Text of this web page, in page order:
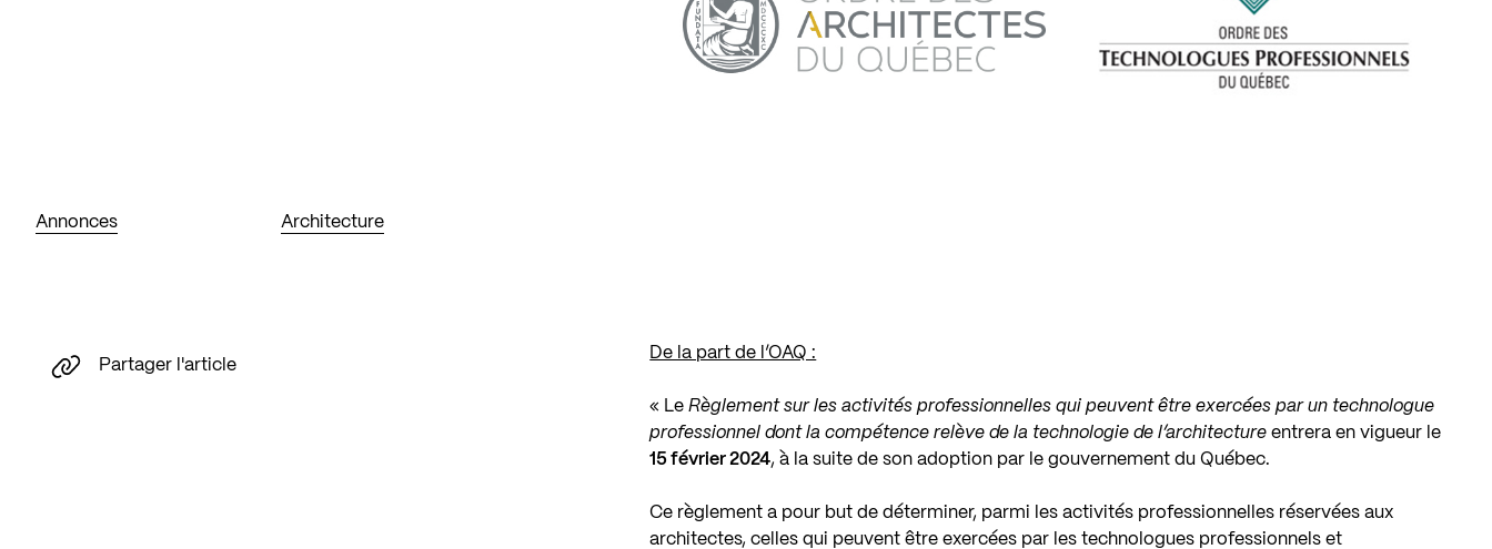
Annonces Architecture
De la part de l’OAQ :
« LeRèglement sur les activités professionnelles qui peuvent être exercées par un technologue
professionnel dont la compétence relève de la technologie de l’architecture entrera en vigueur le
15 février 2024, à la suite de son adoption par le gouvernement du Québec.
Ce règlement a pour but de déterminer, parmi les activités professionnelles réservées aux
architectes, celles qui peuvent être exercées par les technologues professionnels et
Partager l'article